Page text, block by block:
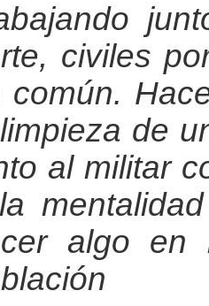
civiles
común.
de
al militar
algo en